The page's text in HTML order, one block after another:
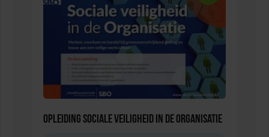
Opleiding Sociale Veiligheid in de Organisatie